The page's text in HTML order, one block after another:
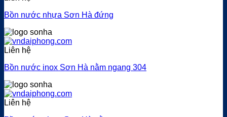
Bồn nước nhựa Sơn Hà đứng
Liên hệ
Bồn nước inox Sơn Hà nằm ngang 304
Liên hệ